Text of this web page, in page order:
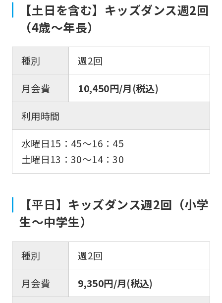
【土日を含む】キッズダンス週2回
（4歳〜年長）
種別
週2回
月会費
10,450円/月(税込)
利用時間
水曜日15：45〜16：45
土曜日13：30〜14：30
【平日】キッズダンス週2回（小学
生〜中学生）
種別
週2回
月会費
9,350円/月(税込)